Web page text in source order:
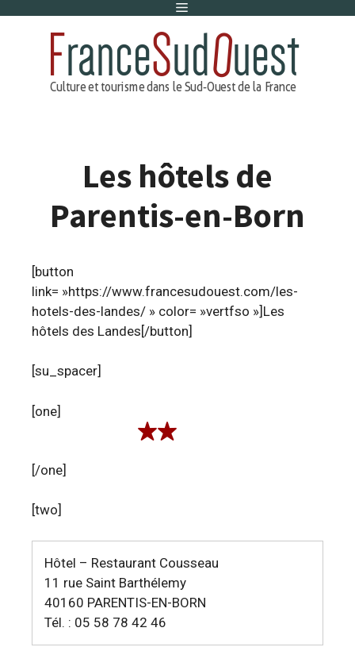
Menu
Les hôtels de
Parentis-en-Born
[button
link= »https://www.francesudouest.com/les-
hotels-des-landes/ » color= »vertfso »]Les
hôtels des Landes[/button]
[su_spacer]
[one]
[/one]
[two]
Hôtel – Restaurant Cousseau
11 rue Saint Barthélemy
40160 PARENTIS-EN-BORN
Tél. : 05 58 78 42 46